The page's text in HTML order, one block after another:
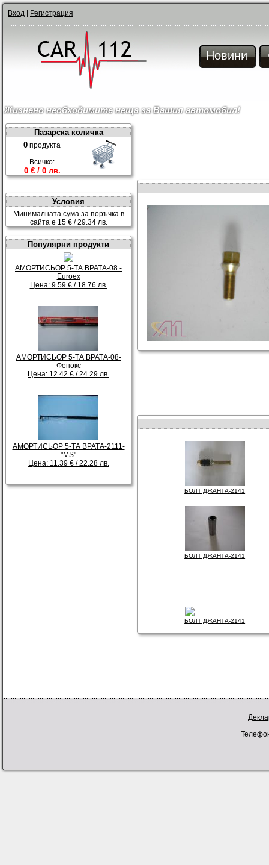
Вход Регистрация
Новини
Жизнено необходимите неща за Вашия автомобил!
Пазарска количка
0 продукта
--------------------
Всичко:
0 € / 0 лв.
Условия
Минималната сума за поръчка в
сайта е 15 € / 29.34 лв.
Популярни продукти
АМОРТИСЬОР 5-ТА ВРАТА-08 -
Euroex
Цена: 9.59 € / 18.76 лв.
АМОРТИСЬОР 5-ТА ВРАТА-08-
Фенокс
Цена: 12.42 € / 24.29 лв.
АМОРТИСЬОР 5-ТА ВРАТА-2111-
"МS"
Цена: 11.39 € / 22.28 лв.
БОЛТ ДЖАНТА-2141
БОЛТ ДЖАНТА-2141
БОЛТ ДЖАНТА-2141